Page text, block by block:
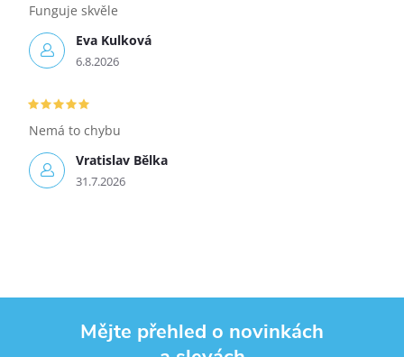
Eva Kulková
6.8.2026
Funguje skvěle
Vratislav Bělka
31.7.2026
Nemá to chybu
Mějte přehled o novinkách